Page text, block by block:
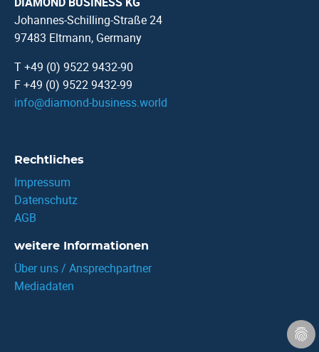
Johannes-Schilling-Straße 24
97483 Eltmann, Germany
T +49 (0) 9522 9432-90
F +49 (0) 9522 9432-99
info@diamond-business.world
Rechtliches
Impressum
Datenschutz
AGB
weitere Informationen
Über uns / Ansprechpartner
Mediadaten